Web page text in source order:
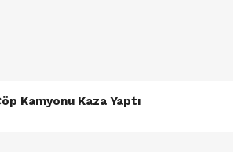
Kamyonu Kaza Yaptı